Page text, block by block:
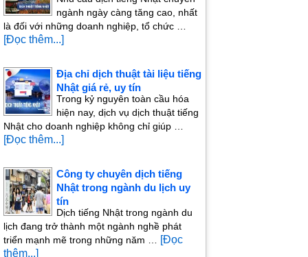
ngành ngày càng tăng cao, nhất
là đối với những doanh nghiệp, tổ chức …
[Đọc thêm...]
Địa chỉ dịch thuật tài liệu tiếng
Nhật giá rẻ, uy tín
Trong kỷ nguyên toàn cầu hóa
hiện nay, dịch vụ dịch thuật tiếng
Nhật cho doanh nghiệp không chỉ giúp …
[Đọc thêm...]
Công ty chuyên dịch tiếng
Nhật trong ngành du lịch uy
tín
Dịch tiếng Nhật trong ngành du
lịch đang trở thành một ngành nghề phát
triển mạnh mẽ trong những năm …
[Đọc
thêm...]